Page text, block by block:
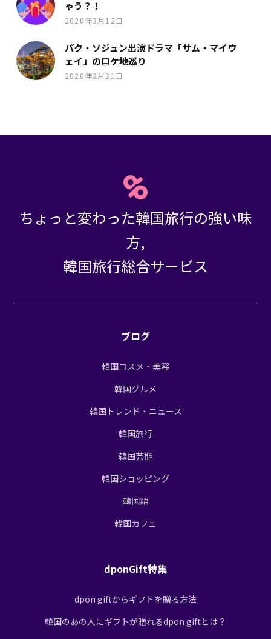
ゃう？！
2020年3月12日
パク・ソジュン出演ドラマ「サム・マイウ
ェイ」のロケ地巡り
2020年2月21日
ちょっと変わった韓国旅行の強い味
方,
韓国旅行総合サービス
ブログ
韓国コスメ・美容
韓国グルメ
韓国トレンド・ニュース
韓国旅行
韓国芸能
韓国ショッピング
韓国語
韓国カフェ
dponGift特集
dpon giftからギフトを贈る方法
韓国のあの人にギフトが贈れるdpon giftとは？